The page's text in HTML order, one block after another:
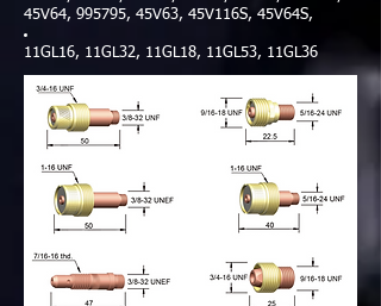
45V64, 995795, 45V63, 45V116S, 45V64S,
11GL16, 11GL32, 11GL18, 11GL53, 11GL36